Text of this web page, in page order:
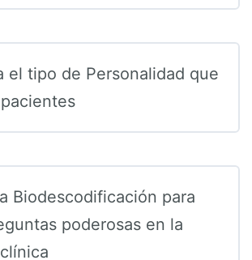
el tipo de Personalidad que
Biodescodificación para
poderosas en la